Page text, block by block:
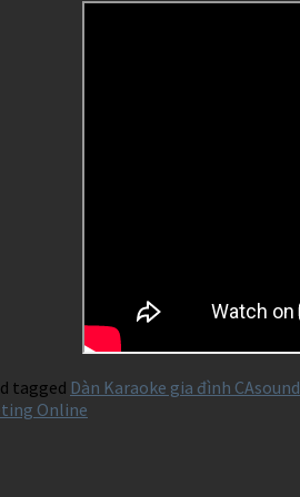
tagged Dàn Karaoke gia đình CAsound
Online